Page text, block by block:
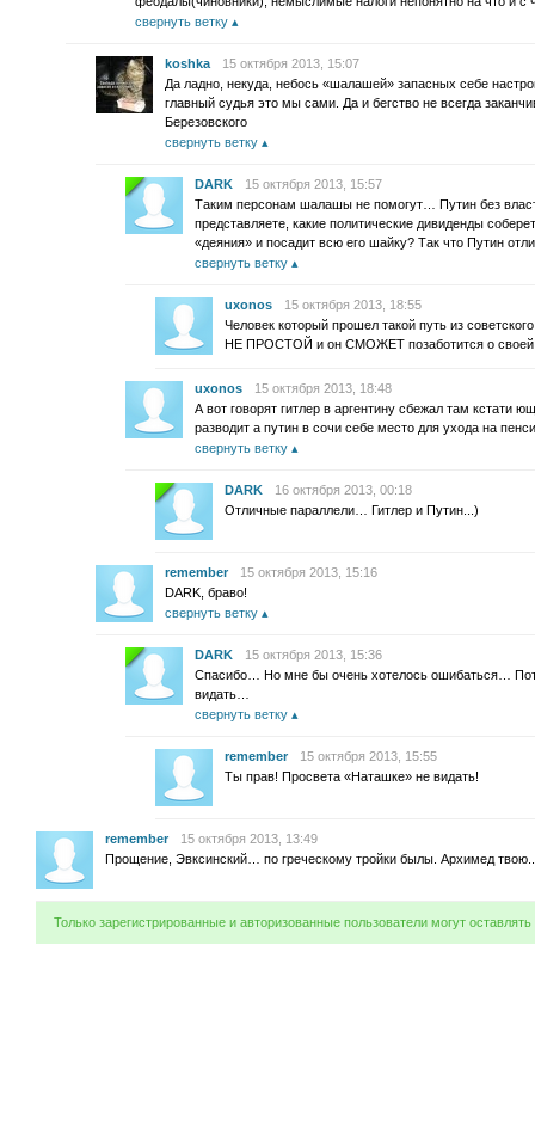
свернуть ветку
koshka
15 октября 2013, 15:07
Да ладно, некуда, небось «шалашей» запасных себе
главный судья это мы сами. Да и бегство не всегда
Березовского
свернуть ветку
DARK
15 октября 2013, 15:57
Таким персонам шалашы не помогут… Путин без
представляете, какие политические дивиденды
«деяния» и посадит всю его шайку? Так что Путин
свернуть ветку
uxonos
15 октября 2013, 18:55
Человек который прошел такой путь из
НЕ ПРОСТОЙ и он СМОЖЕТ позаботится о своей
uxonos
15 октября 2013, 18:48
А вот говорят гитлер в аргентину сбежал там кстати
разводит а путин в сочи себе место для ухода на
свернуть ветку
DARK
16 октября 2013, 00:18
Отличные параллели… Гитлер и Путин...)
remember
15 октября 2013, 15:16
DARK, браво!
свернуть ветку
DARK
15 октября 2013, 15:36
Спасибо… Но мне бы очень хотелось ошибаться…
видать…
свернуть ветку
remember
15 октября 2013, 15:55
Ты прав! Просвета «Наташке» не видать!
remember
15 октября 2013, 13:49
Прощение, Эвксинский… по греческому тройки былы. Архимед
Только зарегистрированные и авторизованные пользователи могут